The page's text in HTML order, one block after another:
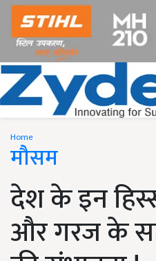
Home
मौसम
देश के इन
और गरज के